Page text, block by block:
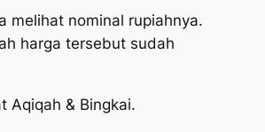
melihat nominal rupiahnya.
harga tersebut sudah
Aqiqah & Bingkai.